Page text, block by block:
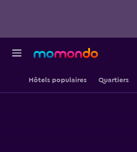
Hôtels populaires Quartiers